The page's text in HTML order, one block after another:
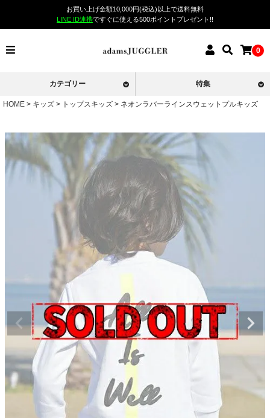
お買い上げ金額10,000円(税込)以上で送料無料
LINE ID連携ですぐに使える500ポイントプレゼント!!
0
カテゴリー 特集
HOME キッズ トップスキッズ ネオンラバーラインスウェットプルキッズ